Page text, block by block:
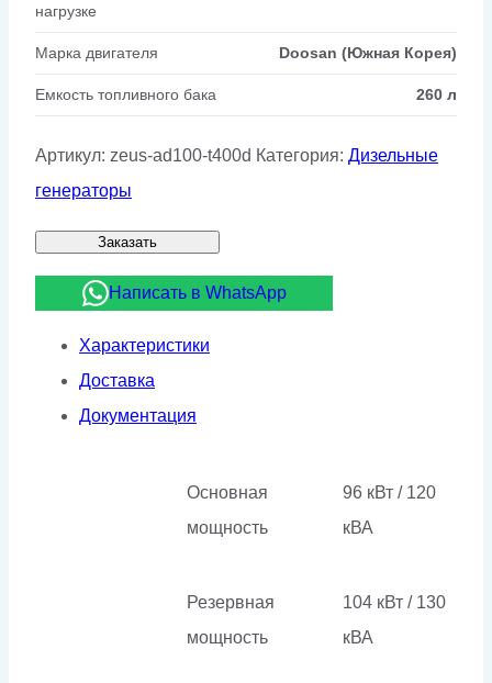
нагрузке
Марка двигателя Doosan (Южная Корея)
Емкость топливного бака 260 л
Артикул: zeus-ad100-t400d Категория: Дизельные
генераторы
Заказать
Написать в WhatsApp
Характеристики
Доставка
Документация
Основная
мощность
96 кВт / 120
кВА
Резервная
мощность
104 кВт / 130
кВА